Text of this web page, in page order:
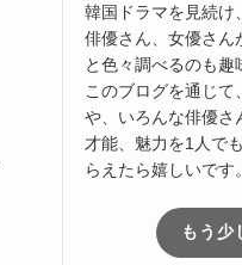
韓国ドラマを見続け
俳優さん、女優さん
と色々調べるのも趣
このブログを通じて
や、いろんな俳優さ
才能、魅力を1人で
らえたら嬉しいです。
もう少